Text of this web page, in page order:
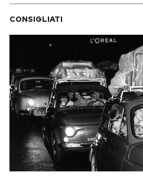
CONSIGLIATI